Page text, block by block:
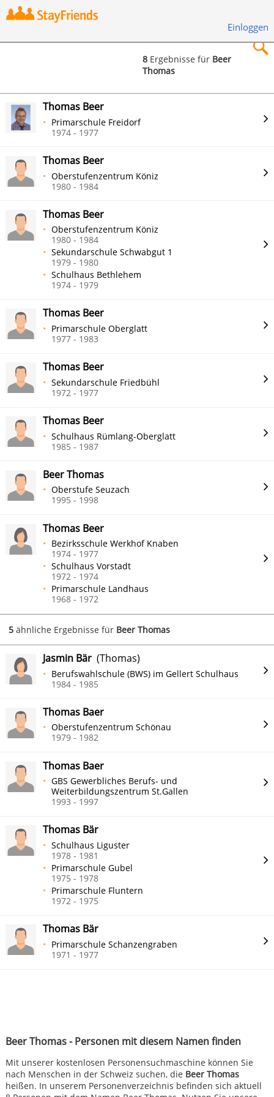
Einloggen
Suchen
8Ergebnisse für Beer
Thomas
Beer Thomas - Personen mit diesem Namen finden
Mit unserer kostenlosen Personensuchmaschine können Sie
nach Menschen in der Schweiz suchen, die Beer Thomas
heißen. In unserem Personenverzeichnis befinden sich aktuell
Thomas Beer
Primarschule Freidorf
1974 - 1977
Thomas Beer
Oberstufenzentrum Köniz
1980 - 1984
Thomas Beer
Oberstufenzentrum Köniz
1980 - 1984
Sekundarschule Schwabgut 1
1979 - 1980
Schulhaus Bethlehem
1974 - 1979
Thomas Beer
Primarschule Oberglatt
1977 - 1983
Thomas Beer
Sekundarschule Friedbühl
1972 - 1977
Thomas Beer
Schulhaus Rümlang-Oberglatt
1985 - 1987
Beer Thomas
Oberstufe Seuzach
1995 - 1998
Thomas Beer
Bezirksschule Werkhof Knaben
1974 - 1977
Schulhaus Vorstadt
1972 - 1974
Primarschule Landhaus
1968 - 1972
5 ähnliche Ergebnisse für Beer Thomas
Jasmin Bär (Thomas)
Berufswahlschule (BWS) im Gellert Schulhaus
1984 - 1985
Thomas Baer
Oberstufenzentrum Schönau
1979 - 1982
Thomas Baer
GBS Gewerbliches Berufs- und
Weiterbildungszentrum St.Gallen
1993 - 1997
Thomas Bär
Schulhaus Liguster
1978 - 1981
Primarschule Gubel
1975 - 1978
Primarschule Fluntern
1972 - 1975
Thomas Bär
Primarschule Schanzengraben
1971 - 1977